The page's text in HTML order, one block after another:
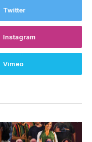
Twitter
Instagram
Vimeo